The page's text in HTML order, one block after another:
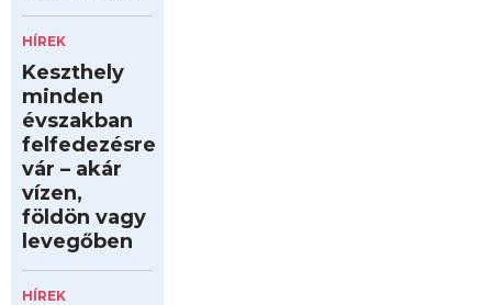
HÍREK
Keszthely
minden
évszakban
felfedezésre
vár – akár
vízen,
földön vagy
levegőben
HÍREK